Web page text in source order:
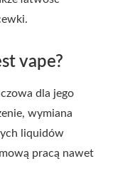
vape?
dla jego
wymiana
liquidów
pracą nawet